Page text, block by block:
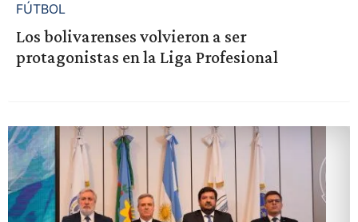
FÚTBOL
Los bolivarenses volvieron a ser
protagonistas en la Liga Profesional